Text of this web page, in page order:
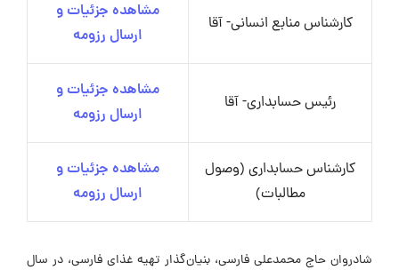
کارشناس منابع انسانی- آقا
مشاهده جزئیات و
ارسال رزومه
رئیس حسابداری- آقا
مشاهده جزئیات و
ارسال رزومه
کارشناس حسابداری (وصول
مطالبات)
مشاهده جزئیات و
ارسال رزومه
شادروان حاج محمدعلی فارسی، بنیان‌گذار تهیه غذای فارسی، در سال